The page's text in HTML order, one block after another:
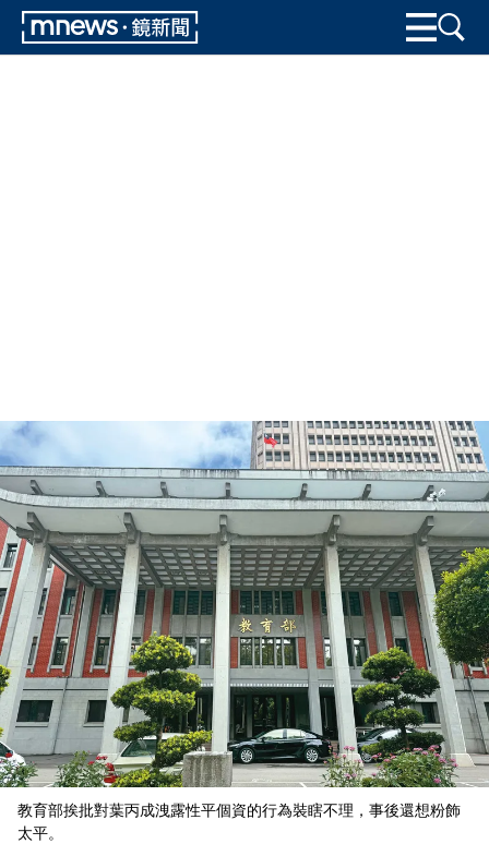
教育部挨批對葉丙成洩露性平個資的行為裝瞎不理，事後還想粉飾
太平。